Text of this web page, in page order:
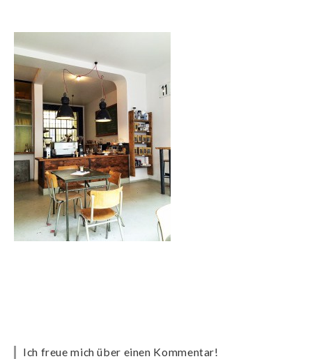
Ich freue mich über einen Kommentar!